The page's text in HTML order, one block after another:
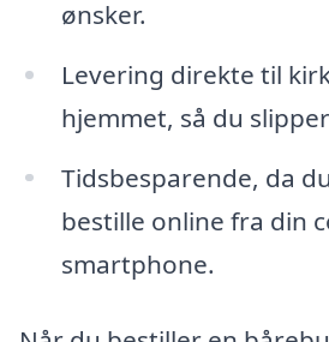
ønsker.
Levering direkte til
hjemmet, så du
Tidsbesparende, da
bestille online fra din
smartphone.